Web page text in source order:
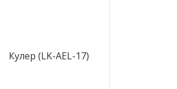
Кулер (LK-AEL-17)